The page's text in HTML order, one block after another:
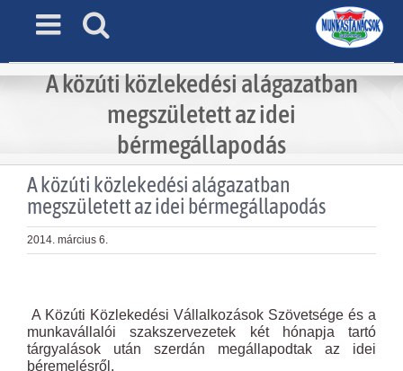
A közúti közlekedési alágazatban
megszületett az idei
bérmegállapodás
A közúti közlekedési alágazatban
megszületett az idei bérmegállapodás
2014. március 6.
Image
A Közúti Közlekedési Vállalkozások Szövetsége és a
munkavállalói szakszervezetek két hónapja tartó
tárgyalások után szerdán megállapodtak az idei
béremelésről.